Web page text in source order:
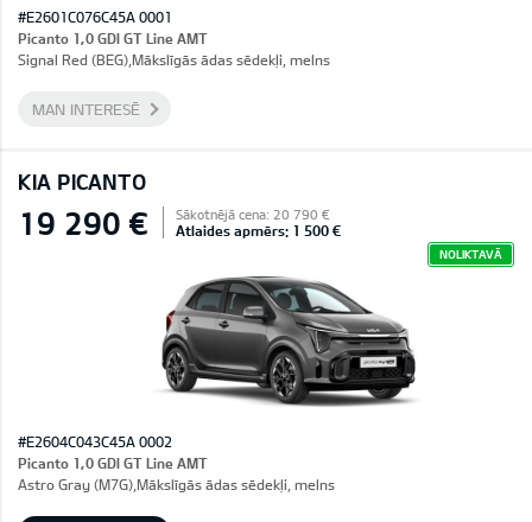
#E2601C076C45A 0001
Picanto 1,0 GDI GT Line AMT
Signal Red (BEG),Mākslīgās ādas sēdekļi, melns
MAN INTERESĒ
KIA PICANTO
19 290 € Sākotnējā cena: 20 790 €
Atlaides apmērs: 1 500 €
NOLIKTAVĀ
#E2604C043C45A 0002
Picanto 1,0 GDI GT Line AMT
Astro Gray (M7G),Mākslīgās ādas sēdekļi, melns